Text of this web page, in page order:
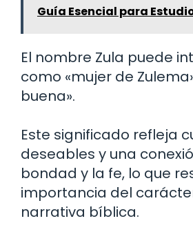
Guía Esencial para
El nombre Zula puede
como «mujer de
buena».
Este significado refleja
deseables y una
bondad y la fe, lo que
importancia del
narrativa bíblica.